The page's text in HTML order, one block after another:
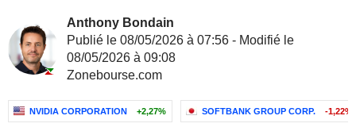
Anthony Bondain
Publié le 08/05/2026 à 07:56 - Modifié le
08/05/2026 à 09:08
Zonebourse.com
NVIDIA CORPORATION +2,27% SOFTBANK GROUP CORP. -1,22%